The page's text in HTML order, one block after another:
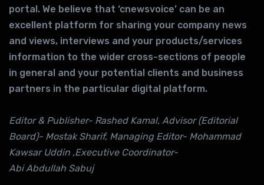
portal. We believe that ‘cnewsvoice’ can be an
excellent platform for sharing your company news
and views, interviews and your products/services
information to the wider cross-sections of people
in general and your potential clients and business
partners in the particular digital platform.
Editor & Publisher- Rashed Kamal, Advisor (Editorial
Board)- Mostak Sharif, Managing Editor- Mohammad
Kawsar Uddin ,Executive Coordinator-
Abi Abdullah Sabuj